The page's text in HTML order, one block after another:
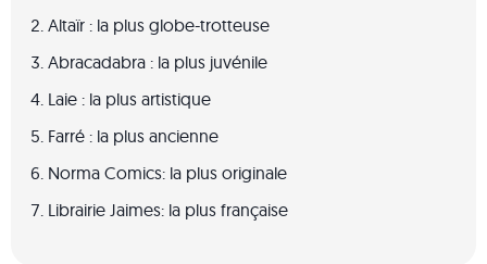
Altaïr : la plus globe-trotteuse
Abracadabra : la plus juvénile
Laie : la plus artistique
Farré : la plus ancienne
Norma Comics: la plus originale
Librairie Jaimes: la plus française